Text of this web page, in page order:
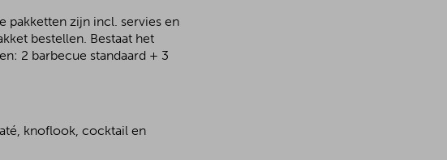
pakketten zijn incl. servies en
bestellen. Bestaat het
2 barbecue standaard + 3
knoflook, cocktail en